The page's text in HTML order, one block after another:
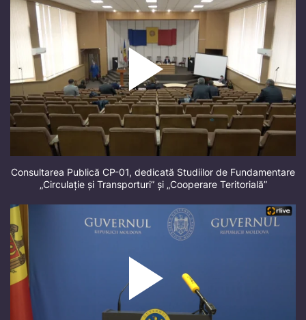
Consultarea Publică CP-01, dedicată Studiilor de Fundamentare
„Circulație și Transporturi” și „Cooperare Teritorială”